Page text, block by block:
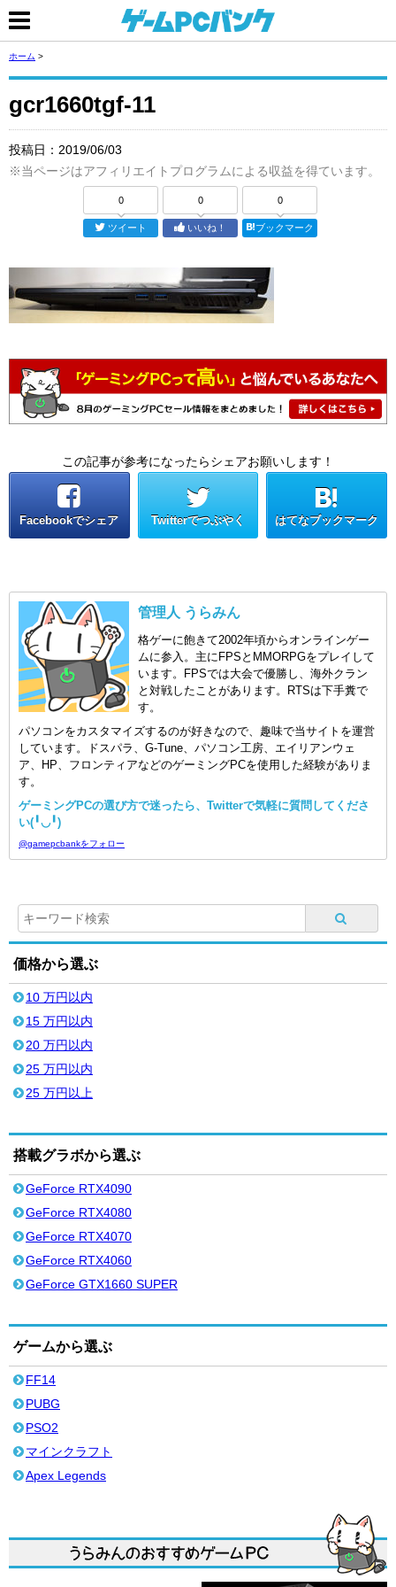
ホーム >
gcr1660tgf-11
投稿日： 2019/06/03
※当ページはアフィリエイトプログラムによる収益を得ています。
0
ツイート
0
いいね！
0
ブックマーク
この記事が参考になったらシェアお願いします！
Facebookでシェア Twitterでつぶやく はてなブックマーク
管理人 うらみん
格ゲーに飽きて2002年頃からオンラインゲー
ムに参入。主にFPSとMMORPGをプレイして
います。FPSでは大会で優勝し、海外クラン
と対戦したことがあります。RTSは下手糞で
す。
パソコンをカスタマイズするのが好きなので、趣味で当サイトを運営
しています。ドスパラ、G-Tune、パソコン工房、エイリアンウェ
ア、HP、フロンティアなどのゲーミングPCを使用した経験がありま
す。
ゲーミングPCの選び方で迷ったら、Twitterで気軽に質問してくださ
い(╹◡╹)
@gamepcbankをフォロー
価格から選ぶ
10 万円以内
15 万円以内
20 万円以内
25 万円以内
25 万円以上
搭載グラボから選ぶ
GeForce RTX4090
GeForce RTX4080
GeForce RTX4070
GeForce RTX4060
GeForce GTX1660 SUPER
ゲームから選ぶ
FF14
PUBG
PSO2
マインクラフト
Apex Legends